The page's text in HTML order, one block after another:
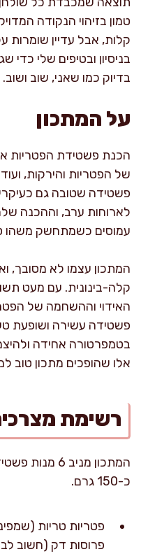
טמון בזיהוי הנקודה
קלות, אבל עדיין
בניסיון ובטיפים שלי
בדיוק כמו שאני, שוב ושוב.
על המתכון
פשטידה שטובה גם
לארוחות ערב, וההכנה
עמוסים כשמתחשק משהו
המתכון עצמו לא מסובך,
קלה-בינונית. עם מעט
האידוי וההשחמה של
פשטידה עשירה ושופעת
בטמפרטורה אחידה
אלו שהופכים מתכון טוב
רשימת
המתכון מניב
כ-150 גרם.
פרוסות דק (חשוב